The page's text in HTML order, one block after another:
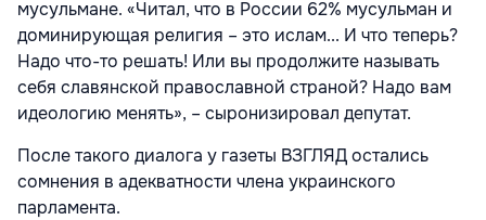
мусульмане. «Читал, что в России 62% мусульман и
доминирующая религия – это ислам... И что теперь?
Надо что-то решать! Или вы продолжите называть
себя славянской православной страной? Надо вам
идеологию менять», – сыронизировал депутат.
После такого диалога у газеты ВЗГЛЯД остались
сомнения в адекватности члена украинского
парламента.